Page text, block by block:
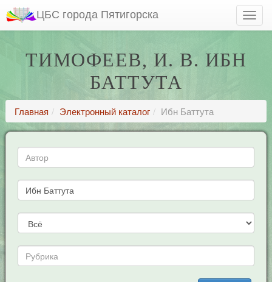
ЦБС города Пятигорска
ТИМОФЕЕВ, И. В. ИБН
БАТТУТА
Главная Электронный каталог Ибн Баттута